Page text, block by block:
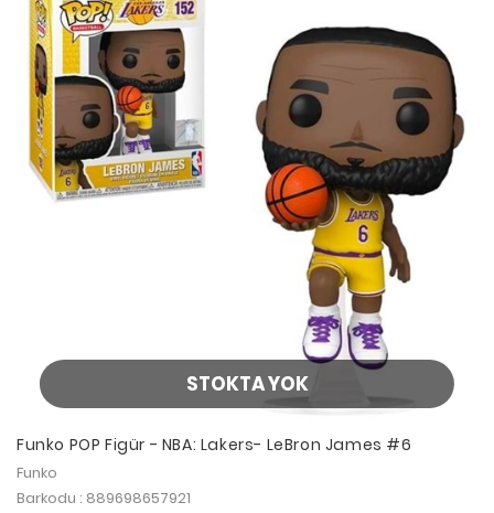
STOKTA YOK
Funko POP Figür - NBA: Lakers- LeBron James #6
Funko
Barkodu : 889698657921